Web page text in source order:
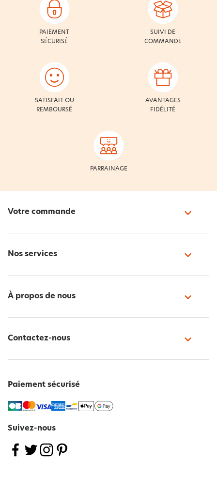
PAIEMENT
SÉCURISÉ
SUIVI DE
COMMANDE
SATISFAIT OU
REMBOURSÉ
AVANTAGES
FIDÉLITÉ
PARRAINAGE
Votre commande
Nos services
À propos de nous
Contactez-nous
Paiement sécurisé
Suivez-nous